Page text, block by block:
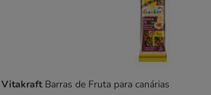
Vitakraft Barras de Fruta para canárias